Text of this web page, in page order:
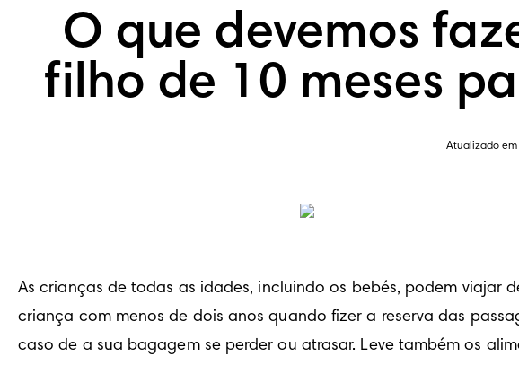
O que devemos
filho de 10 meses
Atualizado
As crianças de todas as idades, incluindo os bebés, podem viajar
criança com menos de dois anos quando fizer a reserva das
caso de a sua bagagem se perder ou atrasar. Leve também os